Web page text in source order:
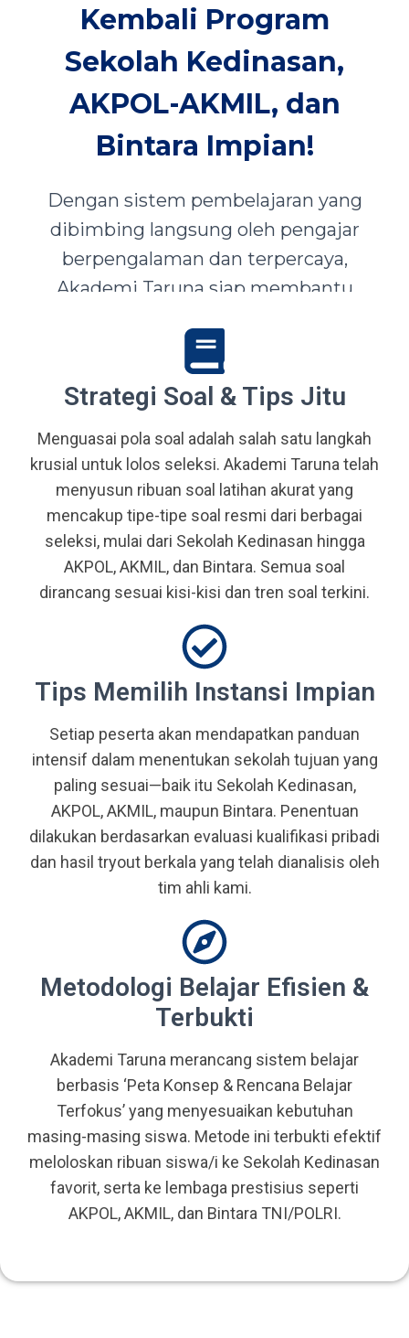
Kembali Program
Sekolah Kedinasan,
AKPOL-AKMIL, dan
Bintara Impian!
Dengan sistem pembelajaran yang
dibimbing langsung oleh pengajar
berpengalaman dan terpercaya,
Akademi Taruna siap membantu
mewujudkan impian menjadi Taruna,
Abdi Negara, serta prajurit terbaik
bangsa.
Strategi Soal & Tips Jitu
Menguasai pola soal adalah salah satu langkah
krusial untuk lolos seleksi. Akademi Taruna telah
menyusun ribuan soal latihan akurat yang
mencakup tipe-tipe soal resmi dari berbagai
seleksi, mulai dari Sekolah Kedinasan hingga
AKPOL, AKMIL, dan Bintara. Semua soal
dirancang sesuai kisi-kisi dan tren soal terkini.
Tips Memilih Instansi Impian
Setiap peserta akan mendapatkan panduan
intensif dalam menentukan sekolah tujuan yang
paling sesuai—baik itu Sekolah Kedinasan,
AKPOL, AKMIL, maupun Bintara. Penentuan
dilakukan berdasarkan evaluasi kualifikasi pribadi
dan hasil tryout berkala yang telah dianalisis oleh
tim ahli kami.
Metodologi Belajar Efisien &
Terbukti
Akademi Taruna merancang sistem belajar
berbasis ‘Peta Konsep & Rencana Belajar
Terfokus’ yang menyesuaikan kebutuhan
masing-masing siswa. Metode ini terbukti efektif
meloloskan ribuan siswa/i ke Sekolah Kedinasan
favorit, serta ke lembaga prestisius seperti
AKPOL, AKMIL, dan Bintara TNI/POLRI.